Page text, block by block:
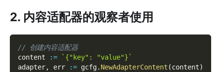
2. 内容适配器的观察者使用
// 创建内容适配器
content
:=
`{"key": "value"}`
adapter, err := gcfg. NewAdapterContent (content)